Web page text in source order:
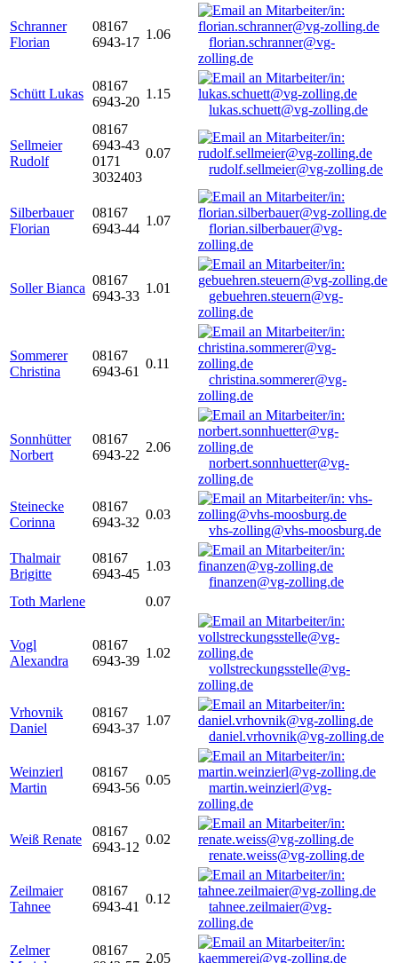
Schranner
Florian
08167
6943-17
1.06
florian.schranner@vg-
zolling.de
Schütt Lukas
08167
6943-20
1.15
lukas.schuett@vg-zolling.de
Sellmeier
Rudolf
08167
6943-43
0171
3032403
0.07
rudolf.sellmeier@vg-zolling.de
Silberbauer
Florian
08167
6943-44
1.07
florian.silberbauer@vg-
zolling.de
Soller Bianca
08167
6943-33
1.01
gebuehren.steuern@vg-
zolling.de
Sommerer
Christina
08167
6943-61
0.11
christina.sommerer@vg-
zolling.de
Sonnhütter
Norbert
08167
6943-22
2.06
norbert.sonnhuetter@vg-
zolling.de
Steinecke
Corinna
08167
6943-32
0.03
vhs-zolling@vhs-moosburg.de
Thalmair
Brigitte
08167
6943-45
1.03
finanzen@vg-zolling.de
Toth Marlene
0.07
Vogl
Alexandra
08167
6943-39
1.02
vollstreckungsstelle@vg-
zolling.de
Vrhovnik
Daniel
08167
6943-37
1.07
daniel.vrhovnik@vg-zolling.de
Weinzierl
Martin
08167
6943-56
0.05
martin.weinzierl@vg-
zolling.de
Weiß Renate
08167
6943-12
0.02
renate.weiss@vg-zolling.de
Zeilmaier
Tahnee
08167
6943-41
0.12
tahnee.zeilmaier@vg-
zolling.de
Zelmer
08167
2.05